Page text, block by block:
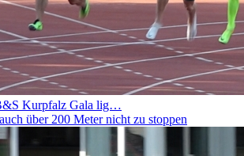
Kurpfalz Gala lig…
über 200 Meter nicht zu stoppen